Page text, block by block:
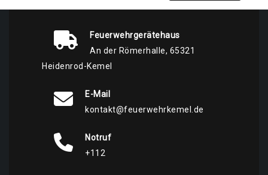
Feuerwehrgerätehaus
An der Römerhalle, 65321
Heidenrod-Kemel
E-Mail
kontakt@feuerwehrkemel.de
Notruf
+112